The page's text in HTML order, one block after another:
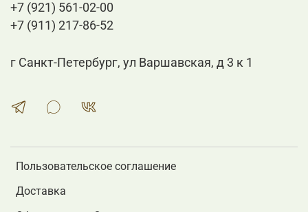
Пользовательское соглашение
Доставка
+7 (921) 561-02-00
+7 (911) 217-86-52
г Санкт-Петербург, ул Варшавская, д 3 к 1